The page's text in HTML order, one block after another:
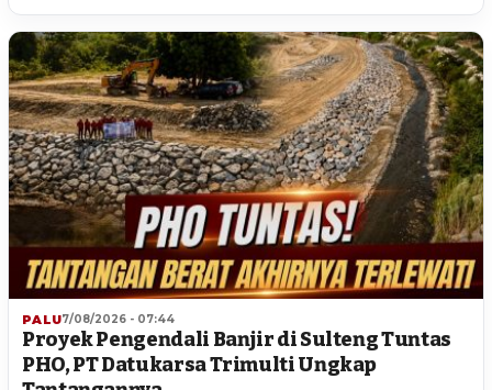
PALU7/08/2026 - 07:44
Proyek Pengendali Banjir di Sulteng Tuntas
PHO, PT Datukarsa Trimulti Ungkap